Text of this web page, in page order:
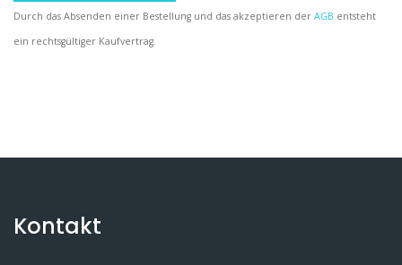
Durch das Absenden einer Bestellung und das akzeptieren der AGB entsteht
ein rechtsgültiger Kaufvertrag.
Kontakt